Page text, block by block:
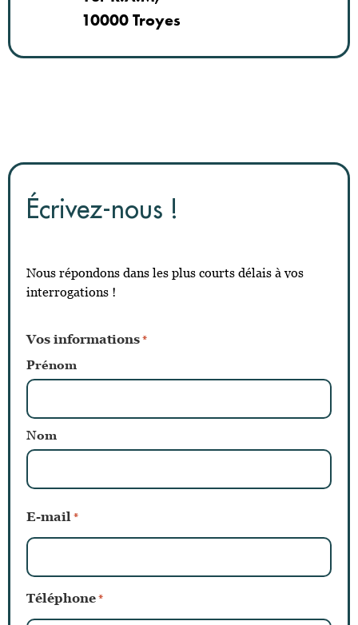
10000 Troyes
Écrivez-nous !
Nous répondons dans les plus courts délais à vos
interrogations !
Vos informations *
Prénom
Nom
E-mail *
Téléphone *